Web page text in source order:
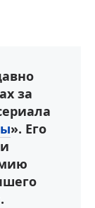
за
». Его